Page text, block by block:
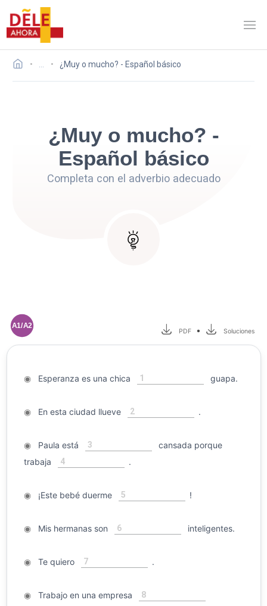
¿Muy o mucho? - Español básico
¿Muy o mucho? -
Español básico
Completa con el adverbio adecuado
A1/A2
PDF • Soluciones
◉Esperanza es una chica 1 guapa.
◉En esta ciudad llueve 2 .
◉Paula está 3
cansada porque
trabaja
4 .
◉¡Este bebé duerme 5 !
◉Mis hermanas son 6 inteligentes.
◉Te quiero 7 .
◉Trabajo en una empresa 8